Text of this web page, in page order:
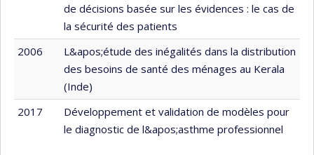
de décisions basée sur les évidences : le cas de
la sécurité des patients
2006
L&apos;étude des inégalités dans la distribution
des besoins de santé des ménages au Kerala
(Inde)
2017
Développement et validation de modèles pour
le diagnostic de l&apos;asthme professionnel